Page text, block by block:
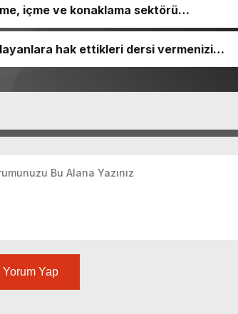
içme ve konaklama sektörü
hak ettikleri dersi vermenizi
Yorum Yap